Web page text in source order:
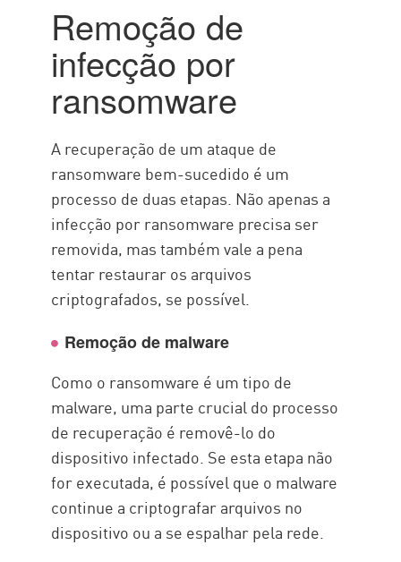
Remoção de
infecção por
ransomware
A recuperação de um ataque de
ransomware bem-sucedido é um
processo de duas etapas. Não apenas a
infecção por ransomware precisa ser
removida, mas também vale a pena
tentar restaurar os arquivos
criptografados, se possível.
Remoção de malware
Como o ransomware é um tipo de
malware, uma parte crucial do processo
de recuperação é removê-lo do
dispositivo infectado. Se esta etapa não
for executada, é possível que o malware
continue a criptografar arquivos no
dispositivo ou a se espalhar pela rede.